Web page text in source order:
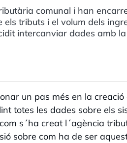
comunal i han
tributs i el volum dels
intercanviar dades amb la
un pas més en la creació
totes les dades sobre els
s´ha creat l´agència
sobre com ha de ser